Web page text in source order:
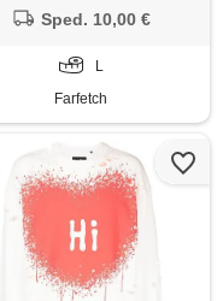
Sped. 10,00 €
L
Farfetch